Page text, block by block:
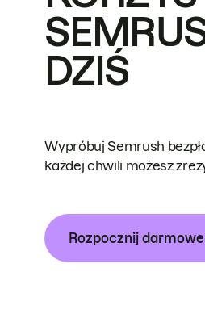
DZIŚ
Wypróbuj Semrush
każdej chwili możesz
Rozpocznij